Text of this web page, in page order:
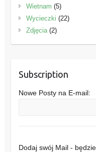
Wietnam (5)
Wycieczki (22)
Zdjęcia(2)
Subscription
Nowe Posty na E-mail:
Dodaj swój Mail -